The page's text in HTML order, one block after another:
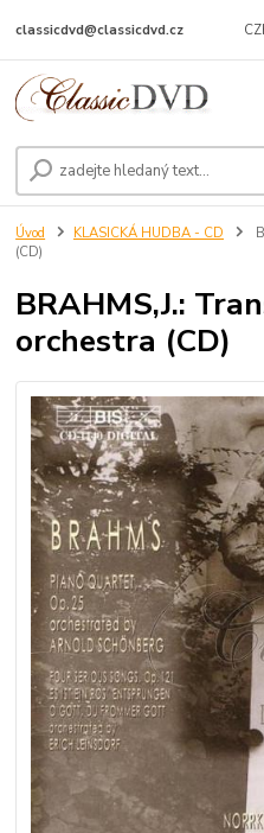
classicdvd@classicdvd.cz
Úvod KLASICKÁ HUDBA - CD
(CD)
BRAHMS,J.:
orchestra (CD)